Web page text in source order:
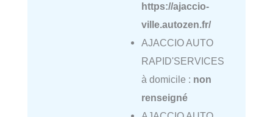
https://ajaccio-
ville.autozen.fr/
AJACCIO AUTO
RAPID'SERVICES
à domicile : non
renseigné